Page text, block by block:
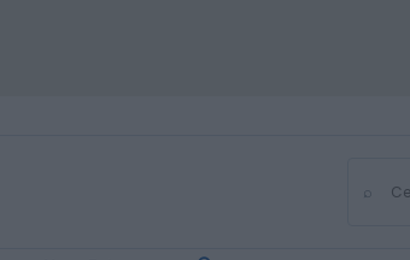
⌕Cerca